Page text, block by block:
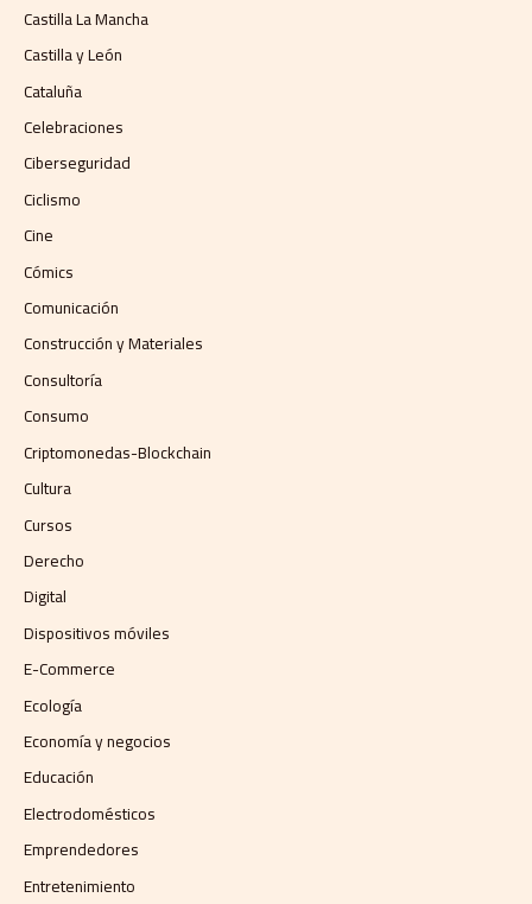
Castilla La Mancha
Castilla y León
Cataluña
Celebraciones
Ciberseguridad
Ciclismo
Cine
Cómics
Comunicación
Construcción y Materiales
Consultoría
Consumo
Criptomonedas-Blockchain
Cultura
Cursos
Derecho
Digital
Dispositivos móviles
E-Commerce
Ecología
Economía y negocios​
Educación
Electrodomésticos
Emprendedores
Entretenimiento